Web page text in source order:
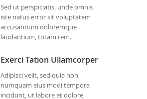
Sed ut perspiciatis, unde omnis
iste natus error sit voluptatem
accusantium doloremque
laudantium, totam rem.
Exerci Tation Ullamcorper
Adipisci velit, sed quia non
numquam eius modi tempora
incidunt, ut labore et dolore